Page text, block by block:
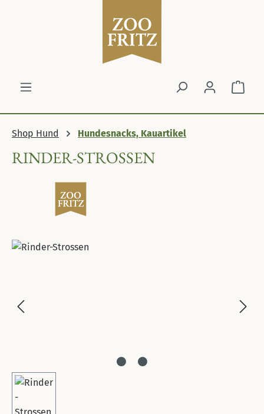
Shop Hund Hundesnacks, Kauartikel
RINDER-STROSSEN
Bildergalerie überspringen